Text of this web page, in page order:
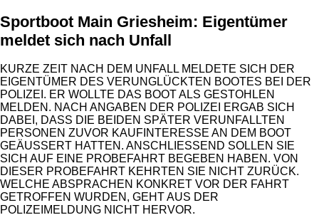
Sportboot Main Griesheim: Eigentümer
meldet sich nach Unfall
KURZE ZEIT NACH DEM UNFALL MELDETE SICH DER
EIGENTÜMER DES VERUNGLÜCKTEN BOOTES BEI DER
POLIZEI. ER WOLLTE DAS BOOT ALS GESTOHLEN
MELDEN. NACH ANGABEN DER POLIZEI ERGAB SICH
DABEI, DASS DIE BEIDEN SPÄTER VERUNFALLTEN
PERSONEN ZUVOR KAUFINTERESSE AN DEM BOOT
GEÄUSSERT HATTEN. ANSCHLIESSEND SOLLEN SIE SI
CH AUF EINE PROBEFAHRT BEGEBEN HABEN. VON DI
ESER PROBEFAHRT KEHRTEN SIE NICHT ZURÜCK. WE
LCHE ABSPRACHEN KONKRET VOR DER FAHRT GE
TROFFEN WURDEN, GEHT AUS DER PO
LIZEIMELDUNG NICHT HERVOR.